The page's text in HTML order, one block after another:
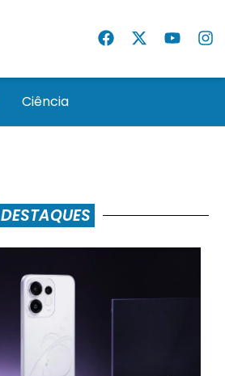
Ciência
DESTAQUES